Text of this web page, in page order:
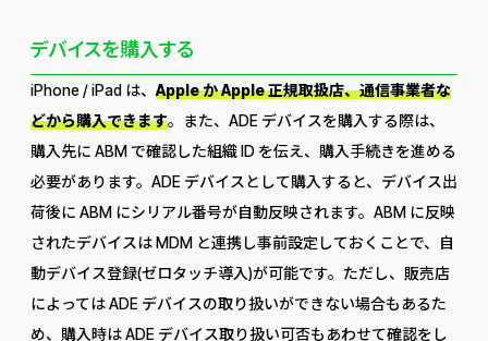
デバイスを購入する
iPhone / iPad は、 Apple か Apple 正規取扱店、通信事業者な
どから購入できます。また、ADE デバイスを購入する際は、
購入先に ABM で確認した組織 ID を伝え、購入手続きを進める
必要があります。ADE デバイスとして購入すると、デバイス出
荷後に ABM にシリアル番号が自動反映されます。ABM に反映
されたデバイスは MDM と連携し事前設定しておくことで、自
動デバイス登録(ゼロタッチ導入)が可能です。ただし、販売店
によっては ADE デバイスの取り扱いができない場合もあるた
め、購入時は ADE デバイス取り扱い可否もあわせて確認をし